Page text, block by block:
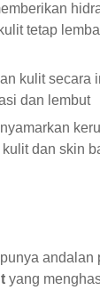
tetap
kulit secara
dan lembut
dan skin
andalan
yang